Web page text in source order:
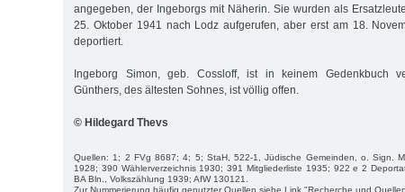
angegeben, der Ingeborgs mit Näherin. Sie wurden als
25. Oktober 1941 nach Lodz aufgerufen, aber erst am 18.
deportiert.
Ingeborg Simon, geb. Cossloff, ist in keinem Gedenkbuch
Günthers, des ältesten Sohnes, ist völlig offen.
© Hildegard Thevs
Quellen: 1; 2 FVg 8687; 4; 5; StaH, 522-1, Jüdische Gemeinden, o. Sign.
1928; 390 Wählerverzeichnis 1930; 391 Mitgliederliste 1935; 922 e 2
BA Bln., Volkszählung 1939; AfW 130121.
Zur Nummerierung häufig genutzter Quellen siehe Link "Recherche und